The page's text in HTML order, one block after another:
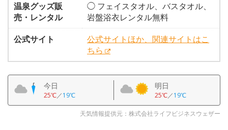
温泉グッズ販
売・レンタル
◯ フェイスタオル、バスタオル、
岩盤浴衣レンタル無料
公式サイト
公式サイトほか、関連サイトはこ
ちら
今日
25℃／19℃
明日
25℃／19℃
天気情報提供元：株式会社ライフビジネスウェザー